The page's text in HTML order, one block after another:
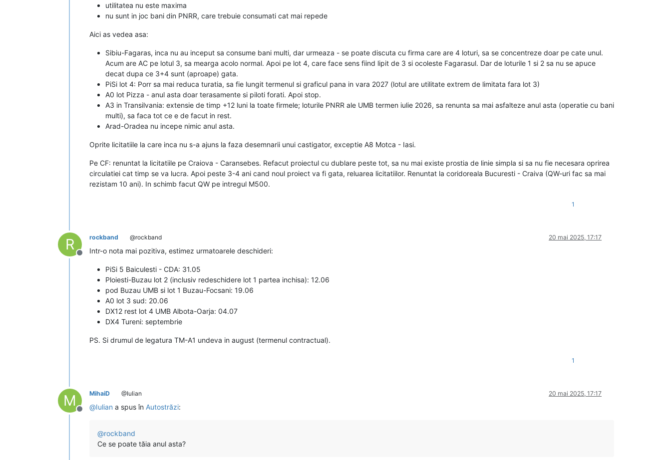
utilitatea nu este maxima
nu sunt in joc bani din PNRR, care trebuie consumati cat mai repede
Aici as vedea asa:
Sibiu-Fagaras, inca nu au inceput sa consume bani multi, dar urmeaza - se poate discuta cu firma care are 4 loturi, sa se concentreze doar pe cate unul.
Acum are AC pe lotul 3, sa mearga acolo normal. Apoi pe lot 4, care face sens fiind lipit de 3 si ocoleste Fagarasul. Dar de loturile 1 si 2 sa nu se apuce
decat dupa ce 3+4 sunt (aproape) gata.
PiSi lot 4: Porr sa mai reduca turatia, sa fie lungit termenul si graficul pana in vara 2027 (lotul are utilitate extrem de limitata fara lot 3)
A0 lot Pizza - anul asta doar terasamente si piloti forati. Apoi stop.
A3 in Transilvania: extensie de timp +12 luni la toate firmele; loturile PNRR ale UMB termen iulie 2026, sa renunta sa mai asfalteze anul asta (operatie cu bani
multi), sa faca tot ce e de facut in rest.
Arad-Oradea nu incepe nimic anul asta.
Oprite licitatiile la care inca nu s-a ajuns la faza desemnarii unui castigator, exceptie A8 Motca - Iasi.
Pe CF: renuntat la licitatiile pe Craiova - Caransebes. Refacut proiectul cu dublare peste tot, sa nu mai existe prostia de linie simpla si sa nu fie necesara oprirea
circulatiei cat timp se va lucra. Apoi peste 3-4 ani cand noul proiect va fi gata, reluarea licitatiilor. Renuntat la coridoreala Bucuresti - Craiva (QW-uri fac sa mai
rezistam 10 ani). In schimb facut QW pe intregul M500.
1
R
Deconectat
rockband @rockband 20 mai 2025, 17:17
Intr-o nota mai pozitiva, estimez urmatoarele deschideri:
PiSi 5 Baiculesti - CDA: 31.05
Ploiesti-Buzau lot 2 (inclusiv redeschidere lot 1 partea inchisa): 12.06
pod Buzau UMB si lot 1 Buzau-Focsani: 19.06
A0 lot 3 sud: 20.06
DX12 rest lot 4 UMB Albota-Oarja: 04.07
DX4 Tureni: septembrie
PS. Si drumul de legatura TM-A1 undeva in august (termenul contractual).
1
M
Deconectat
MihaiD @Iulian 20 mai 2025, 17:17
@Iulian a spus în Autostrăzi:
@rockband
Ce se poate tăia anul asta?